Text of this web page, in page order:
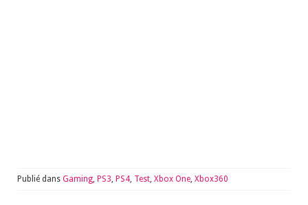
Publié dans Gaming, PS3, PS4, Test, Xbox One, Xbox360